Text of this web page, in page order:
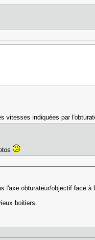
vitesses indiquées par
obturateur/objectif face
boitiers.